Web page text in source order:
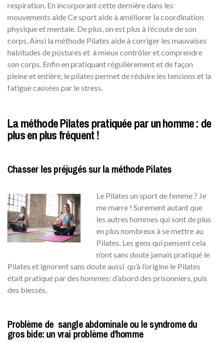
respiration. En incorporant cette dernière dans les
mouvements aide Ce sport aide à améliorer la coordination
physique et mentale. De plus, on est plus à l’écoute de son
corps. Ainsi la méthode Pilates aide à corriger les mauvaises
habitudes de postures et à mieux contrôler et comprendre
son corps. Enfin en pratiquant régulièrement et de façon
pleine et entière, le pilates permet de réduire les tensions et la
fatigue causées par le stress.
La méthode Pilates pratiquée par un homme : de
plus en plus fréquent !
Chasser les préjugés sur la méthode Pilates
Le Pilates un sport de femme ? Je
me marre ! Surement autant que
les autres hommes qui sont de plus
en plus nombreux à se mettre au
Pilates. Les gens qui pensent cela
n’ont sans doute jamais pratiqué le
Pilates et ignorent sans doute aussi qu’à l’origine le Pilates
était pratiqué par des hommes: d’abord des prisonniers, puis
des blessés.
Problème de sangle abdominale ou le syndrome du
gros bide: un vrai problème d’homme